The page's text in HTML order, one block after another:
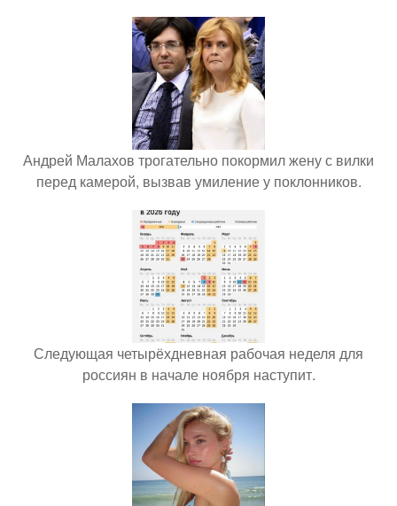
Андрей Малахов трогательно покормил жену с вилки
перед камерой, вызвав умиление у поклонников.
Следующая четырёхдневная рабочая неделя для
россиян в начале ноября наступит.